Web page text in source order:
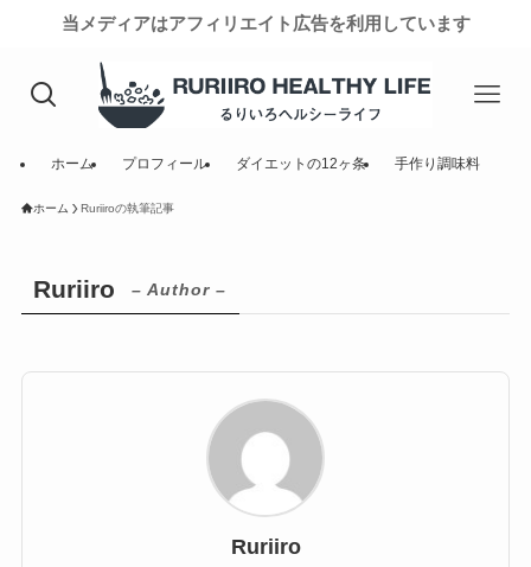
当メディアはアフィリエイト広告を利用しています
ホーム プロフィール ダイエットの12ヶ条 手作り調味料
ホーム Ruriiroの執筆記事
Ruriiro – Author –
Ruriiro